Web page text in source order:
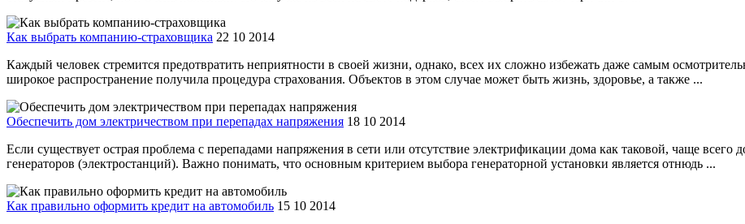
Как выбрать компанию-страховщика 22 10 2014
Каждый человек стремится предотвратить неприятности в своей жизни, однако, всех их сложно избежать даже самым
широкое распространение получила процедура страхования. Объектов в этом случае может быть жизнь, здоровье, а также ...
Обеспечить дом электричеством при перепадах напряжения 18 10 2014
Если существует острая проблема с перепадами напряжения в сети или отсутствие электрификации дома как таковой, чаще
генераторов (электростанций). Важно понимать, что основным критерием выбора генераторной установки является отнюдь ...
Как правильно оформить кредит на автомобиль 15 10 2014